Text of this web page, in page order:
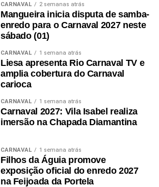
CARNAVAL 2 semanas atrás
Mangueira inicia disputa de samba-
enredo para o Carnaval 2027 neste
sábado (01)
CARNAVAL 1 semana atrás
Liesa apresenta Rio Carnaval TV e
amplia cobertura do Carnaval
carioca
CARNAVAL 1 semana atrás
Carnaval 2027: Vila Isabel realiza
imersão na Chapada Diamantina
CARNAVAL 1 semana atrás
Filhos da Águia promove
exposição oficial do enredo 2027
na Feijoada da Portela